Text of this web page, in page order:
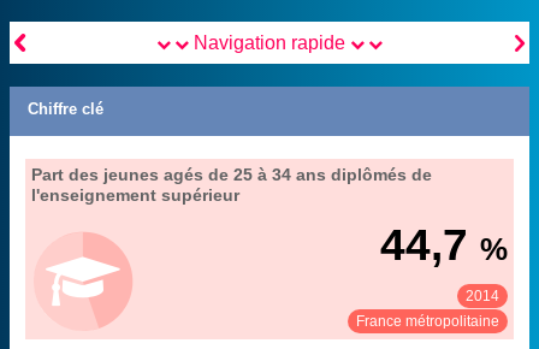
 
Navigation rapide
Chiffre clé
Part des jeunes agés de 25 à 34 ans diplômés de
l'enseignement supérieur
44,7 %
2014
France métropolitaine
Voir :
Extrait de la fiche "
20. le niveau d'études de la population et des